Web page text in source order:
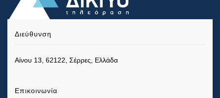
Διεύθυνση
Αίνου 13, 62122, Σέρρες, Ελλάδα
Επικοινωνία